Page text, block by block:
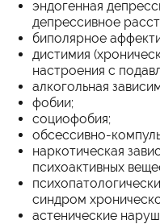
эндогенная
депрессивное
биполярное
дистимия
настроения с
алкогольная
фобии;
социофобия;
обсессивно-
наркотическая
психоактивных
синдром
астенические